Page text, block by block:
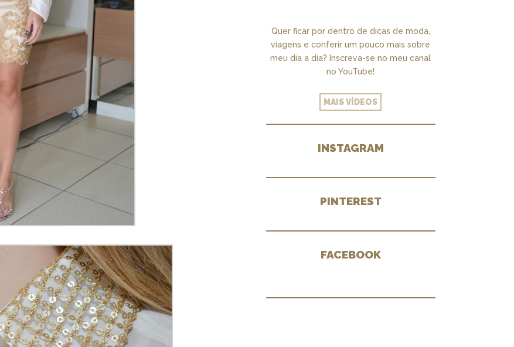
Quer ficar por dentro de dicas de moda,
viagens e conferir um pouco mais sobre
meu dia a dia? Inscreva-se no meu canal
no YouTube!
MAIS VÍDEOS
INSTAGRAM
PINTEREST
FACEBOOK